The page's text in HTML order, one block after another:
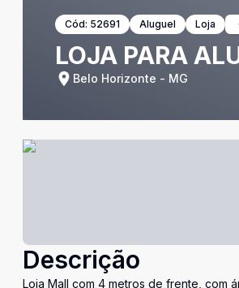
Cód: 52691 Aluguel Loja
LOJA PARA
Belo Horizonte - MG
Descrição
Loja Mall com 4 metros de frente, com